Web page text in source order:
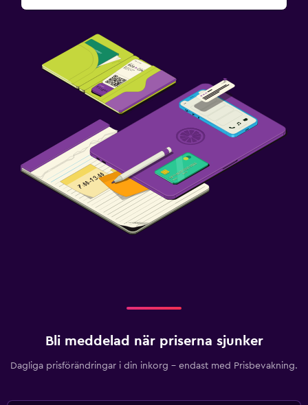
Bli meddelad när priserna sjunker
Dagliga prisförändringar i din inkorg – endast med Prisbevakning.